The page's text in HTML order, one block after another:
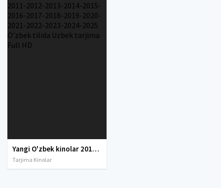
Yangi O'zbek kinolar 2010-2011-2012-2013-2014-2015-2016-2017-2018-2019-2020-2021-2022-2023-2024-2025 O'zbek tilida Uzbek tarjima Full HD
Tarjima Kinolar